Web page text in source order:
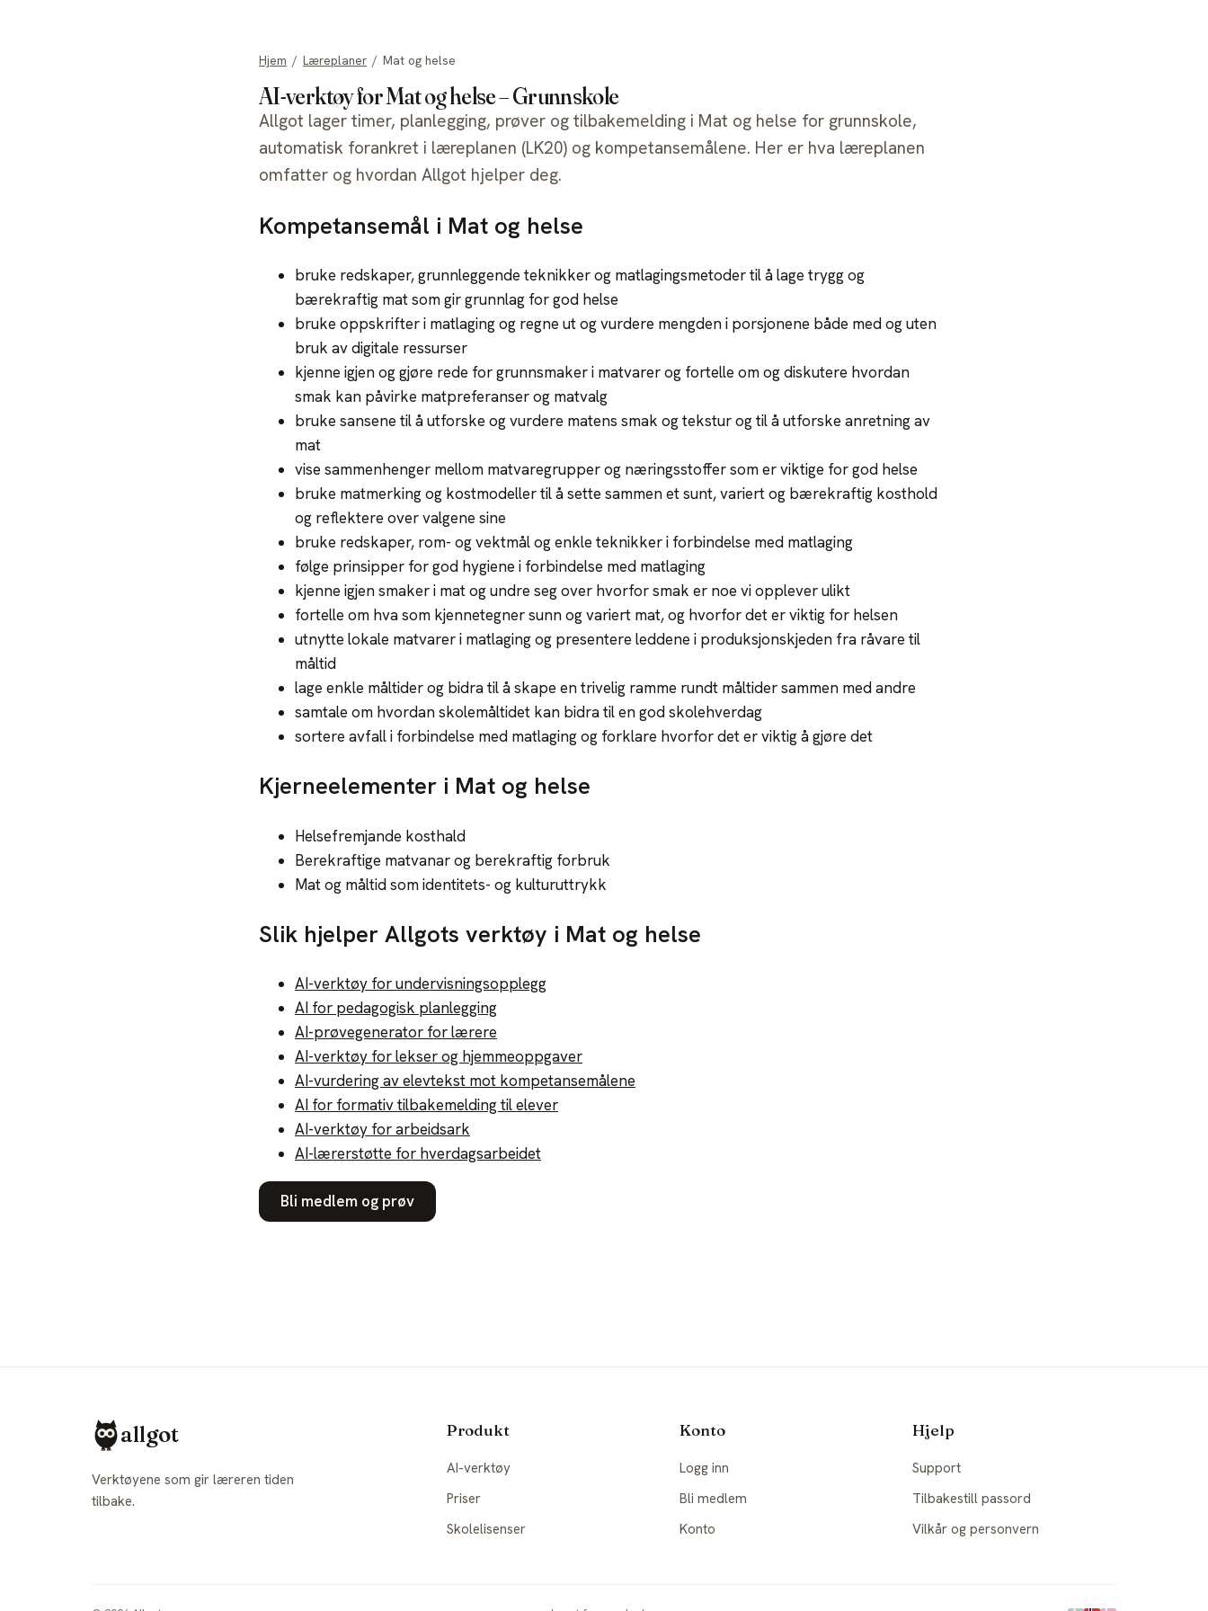
Hjem / Læreplaner / Mat og helse
AI-verktøy for Mat og helse – Grunnskole
Allgot lager timer, planlegging, prøver og tilbakemelding i Mat og helse for grunnskole,
automatisk forankret i læreplanen (LK20) og kompetansemålene. Her er hva læreplanen
omfatter og hvordan Allgot hjelper deg.
Kompetansemål i Mat og helse
bruke redskaper, grunnleggende teknikker og matlagingsmetoder til å lage trygg og
bærekraftig mat som gir grunnlag for god helse
bruke oppskrifter i matlaging og regne ut og vurdere mengden i porsjonene både med og uten
bruk av digitale ressurser
kjenne igjen og gjøre rede for grunnsmaker i matvarer og fortelle om og diskutere hvordan
smak kan påvirke matpreferanser og matvalg
bruke sansene til å utforske og vurdere matens smak og tekstur og til å utforske anretning av
mat
vise sammenhenger mellom matvaregrupper og næringsstoffer som er viktige for god helse
bruke matmerking og kostmodeller til å sette sammen et sunt, variert og bærekraftig kosthold
og reflektere over valgene sine
bruke redskaper, rom- og vektmål og enkle teknikker i forbindelse med matlaging
følge prinsipper for god hygiene i forbindelse med matlaging
kjenne igjen smaker i mat og undre seg over hvorfor smak er noe vi opplever ulikt
fortelle om hva som kjennetegner sunn og variert mat, og hvorfor det er viktig for helsen
utnytte lokale matvarer i matlaging og presentere leddene i produksjonskjeden fra råvare til
måltid
lage enkle måltider og bidra til å skape en trivelig ramme rundt måltider sammen med andre
samtale om hvordan skolemåltidet kan bidra til en god skolehverdag
sortere avfall i forbindelse med matlaging og forklare hvorfor det er viktig å gjøre det
Kjerneelementer i Mat og helse
Helsefremjande kosthald
Berekraftige matvanar og berekraftig forbruk
Mat og måltid som identitets- og kulturuttrykk
Slik hjelper Allgots verktøy i Mat og helse
AI-verktøy for undervisningsopplegg
AI for pedagogisk planlegging
AI-prøvegenerator for lærere
AI-verktøy for lekser og hjemmeoppgaver
AI-vurdering av elevtekst mot kompetansemålene
AI for formativ tilbakemelding til elever
AI-verktøy for arbeidsark
AI-lærerstøtte for hverdagsarbeidet
Bli medlem og prøv
allgot
Verktøyene som gir læreren tiden
tilbake.
Produkt
AI-verktøy
Priser
Skolelisenser
Konto
Logg inn
Bli medlem
Konto
Hjelp
Support
Tilbakestill passord
Vilkår og personvern